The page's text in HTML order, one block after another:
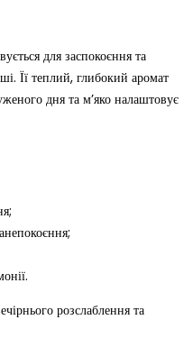
для заспокоєння та
Її теплий, глибокий аромат
дня та м’яко налаштовує
розслаблення та